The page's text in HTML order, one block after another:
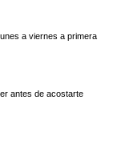
a viernes a primera
antes de acostarte